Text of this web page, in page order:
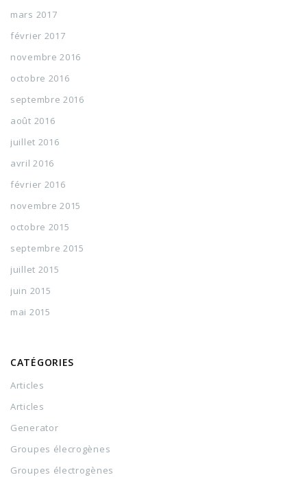
mars 2017
février 2017
novembre 2016
octobre 2016
septembre 2016
août 2016
juillet 2016
avril 2016
février 2016
novembre 2015
octobre 2015
septembre 2015
juillet 2015
juin 2015
mai 2015
CATÉGORIES
Articles
Articles
Generator
Groupes élecrogènes
Groupes électrogènes